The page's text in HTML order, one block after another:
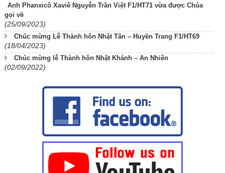
Anh Phanxicô Xaviê Nguyễn Trần Việt F1/HT71 vừa được Chúa
gọi về
(25/09/2023)
Chúc mừng Lễ Thành hôn Nhật Tân – Huyền Trang F1/HT69
(18/04/2023)
Chúc mừng lễ Thành hôn Nhật Khánh – An Nhiên
(02/09/2022)